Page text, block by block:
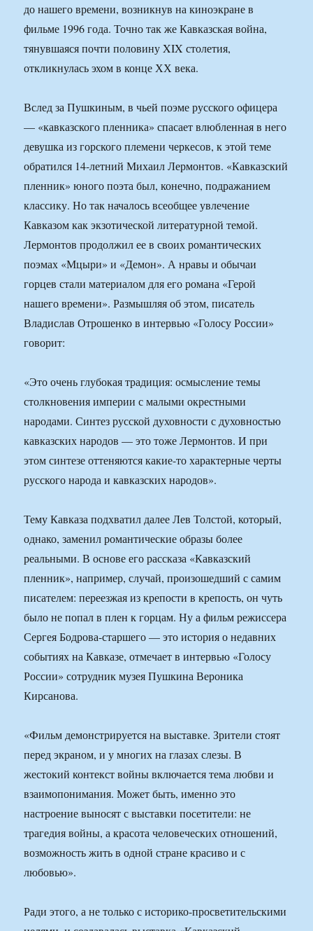
до нашего времени, возникнув на киноэкране в
фильме 1996 года. Точно так же Кавказская война,
тянувшаяся почти половину XIX столетия,
откликнулась эхом в конце ХХ века.
Вслед за Пушкиным, в чьей поэме русского офицера
— «кавказского пленника» спасает влюбленная в него
девушка из горского племени черкесов, к этой теме
обратился 14-летний Михаил Лермонтов. «Кавказский
пленник» юного поэта был, конечно, подражанием
классику. Но так началось всеобщее увлечение
Кавказом как экзотической литературной темой.
Лермонтов продолжил ее в своих романтических
поэмах «Мцыри» и «Демон». А нравы и обычаи
горцев стали материалом для его романа «Герой
нашего времени». Размышляя об этом, писатель
Владислав Отрошенко в интервью «Голосу России»
говорит:
«Это очень глубокая традиция: осмысление темы
столкновения империи с малыми окрестными
народами. Синтез русской духовности с духовностью
кавказских народов — это тоже Лермонтов. И при
этом синтезе оттеняются какие-то характерные черты
русского народа и кавказских народов».
Тему Кавказа подхватил далее Лев Толстой, который,
однако, заменил романтические образы более
реальными. В основе его рассказа «Кавказский
пленник», например, случай, произошедший с самим
писателем: переезжая из крепости в крепость, он чуть
было не попал в плен к горцам. Ну а фильм режиссера
Сергея Бодрова-старшего — это история о недавних
событиях на Кавказе, отмечает в интервью «Голосу
России» сотрудник музея Пушкина Вероника
Кирсанова.
«Фильм демонстрируется на выставке. Зрители стоят
перед экраном, и у многих на глазах слезы. В
жестокий контекст войны включается тема любви и
взаимопонимания. Может быть, именно это
настроение выносят с выставки посетители: не
трагедия войны, а красота человеческих отношений,
возможность жить в одной стране красиво и с
любовью».
Ради этого, а не только с историко-просветительскими